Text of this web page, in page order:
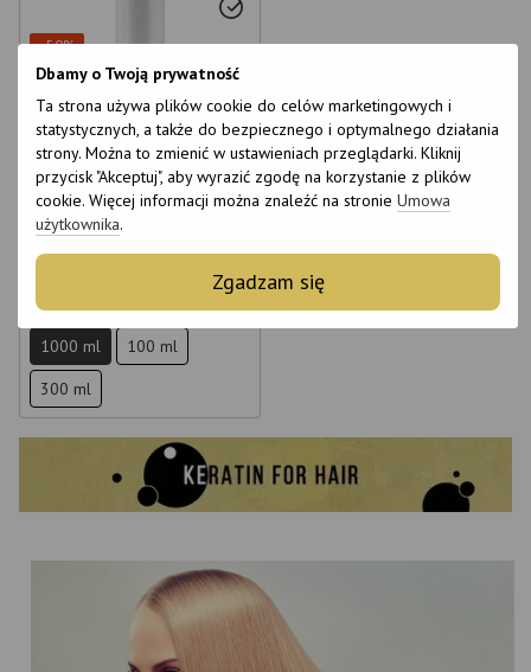
Dbamy o Twoją prywatność
Ta strona używa plików cookie do celów marketingowych i
statystycznych, a także do bezpiecznego i optymalnego działania
strony. Można to zmienić w ustawieniach przeglądarki. Kliknij
przycisk "Akceptuj", aby wyrazić zgodę na korzystanie z plików
cookie. Więcej informacji można znaleźć na stronie Umowa
użytkownika.
Zgadzam się
−50%
Wideo
6
6
13
Keratyna do włosów Ykas
Redutor Gold Keratin 1 l
€39 €79
Ceny hurtowe
Wielkość
1000 ml
100 ml
300 ml